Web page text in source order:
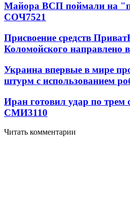
Майора ВСП поймали на
СОЧ7521
Присвоение средств
Коломойского направлено в
Украина впервые в мире
штурм с использованием
Иран готовил удар по трем
СМИ3110
Читать комментарии